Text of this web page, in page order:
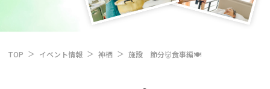
TOP イベント情報 神栖 施設 節分👹食事編🍽